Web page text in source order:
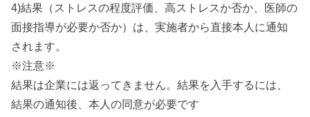
4)結果（ストレスの程度評価、高ストレスか否か、医師の
面接指導が必要か否か）は、実施者から直接本人に通知
されます。
※注意※
結果は企業には返ってきません。結果を入手するには、
結果の通知後、本人の同意が必要です